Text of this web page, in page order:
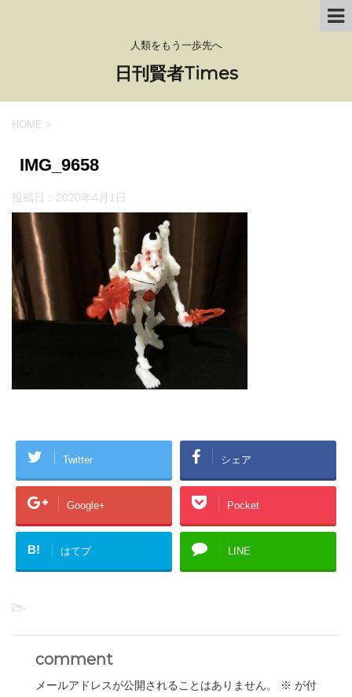
人類をもう一歩先へ
日刊賢者Times
HOME >
IMG_9658
投稿日： 2020年4月1日
Twitter シェア
Google+ Pocket
B! はてブ LINE
-
comment
メールアドレスが公開されることはありません。 ※ が付